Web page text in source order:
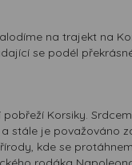
na trajekt na
se podél
Korsiky.
stále je považováno
kde se